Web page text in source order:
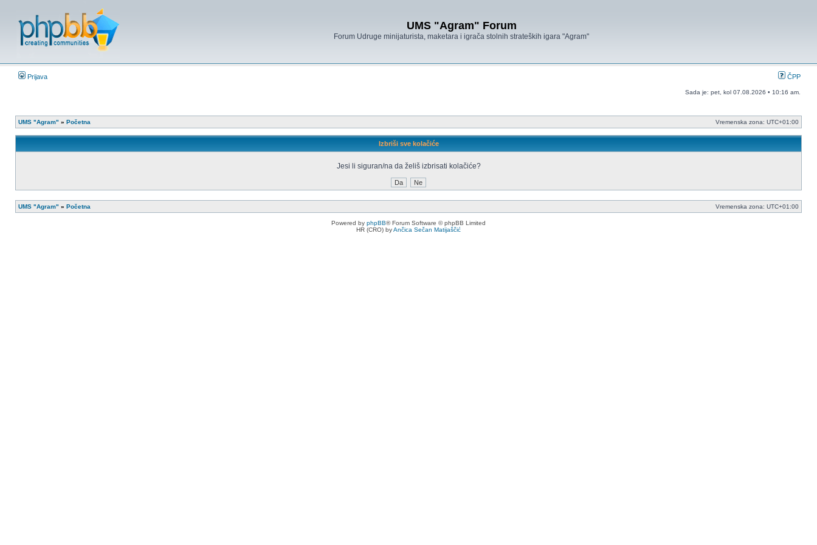
UMS "Agram" Forum
Forum Udruge minijaturista, maketara i igrača stolnih strateških igara "Agram"
Prijava ČPP
Sada je: pet, kol 07.08.2026 • 10:16 am.
UMS "Agram" » Početna Vremenska zona: UTC+01:00
Izbriši sve kolačiće
Jesi li siguran/na da želiš izbrisati kolačiće?
UMS "Agram" » Početna Vremenska zona: UTC+01:00
Powered by phpBB® Forum Software © phpBB Limited
HR (CRO) byAnčica Sečan Matijaščić